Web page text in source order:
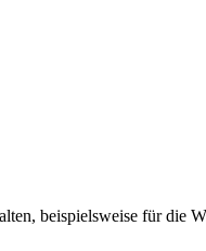
beispielsweise für die